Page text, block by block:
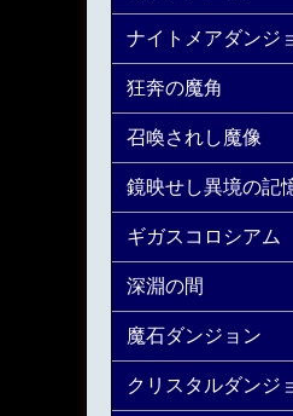
ナイトメアダンジ
狂奔の魔角
召喚されし魔像
鏡映せし異境の記
ギガスコロシアム
深淵の間
魔石ダンジョン
クリスタルダンジ